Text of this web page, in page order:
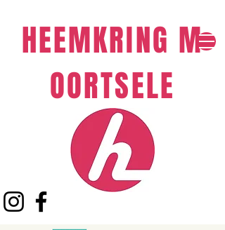
HEEMKRING M
OORTSELE​